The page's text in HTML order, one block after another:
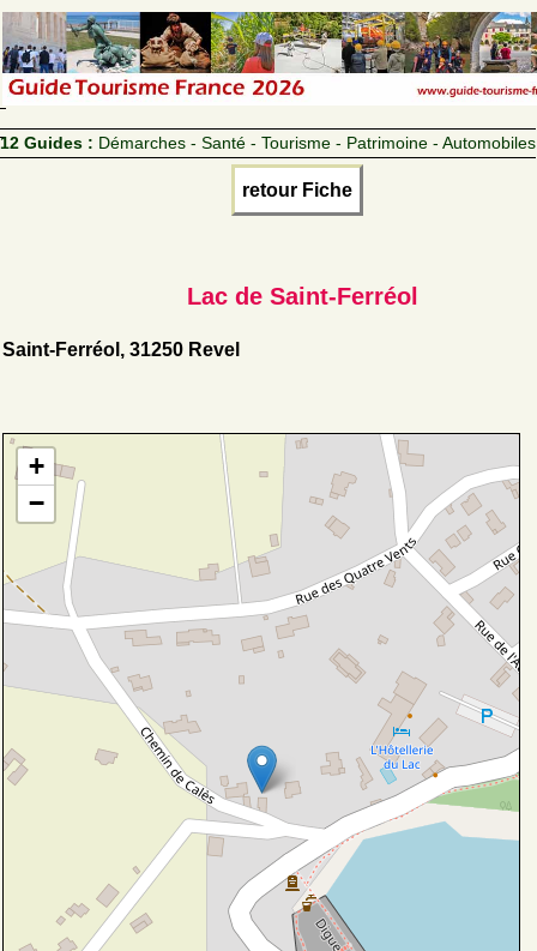
12 Guides : Démarches - Santé - Tourisme - Patrimoine - Automobiles
retour Fiche
Lac de Saint-Ferréol
Saint-Ferréol, 31250 Revel
+
−